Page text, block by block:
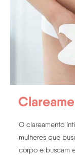
O clareamento
mulheres que
corpo e buscam